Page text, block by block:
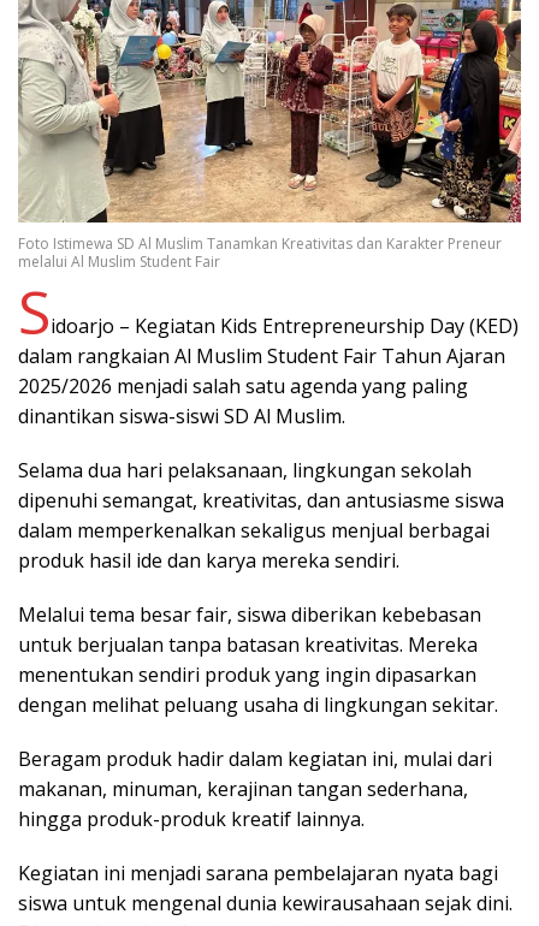
Foto Istimewa SD Al Muslim Tanamkan Kreativitas dan Karakter Preneur
melalui Al Muslim Student Fair
Sidoarjo – Kegiatan Kids Entrepreneurship Day (KED)
dalam rangkaian Al Muslim Student Fair Tahun Ajaran
2025/2026 menjadi salah satu agenda yang paling
dinantikan siswa-siswi SD Al Muslim.
Selama dua hari pelaksanaan, lingkungan sekolah
dipenuhi semangat, kreativitas, dan antusiasme siswa
dalam memperkenalkan sekaligus menjual berbagai
produk hasil ide dan karya mereka sendiri.
Melalui tema besar fair, siswa diberikan kebebasan
untuk berjualan tanpa batasan kreativitas. Mereka
menentukan sendiri produk yang ingin dipasarkan
dengan melihat peluang usaha di lingkungan sekitar.
Beragam produk hadir dalam kegiatan ini, mulai dari
makanan, minuman, kerajinan tangan sederhana,
hingga produk-produk kreatif lainnya.
Kegiatan ini menjadi sarana pembelajaran nyata bagi
siswa untuk mengenal dunia kewirausahaan sejak dini.